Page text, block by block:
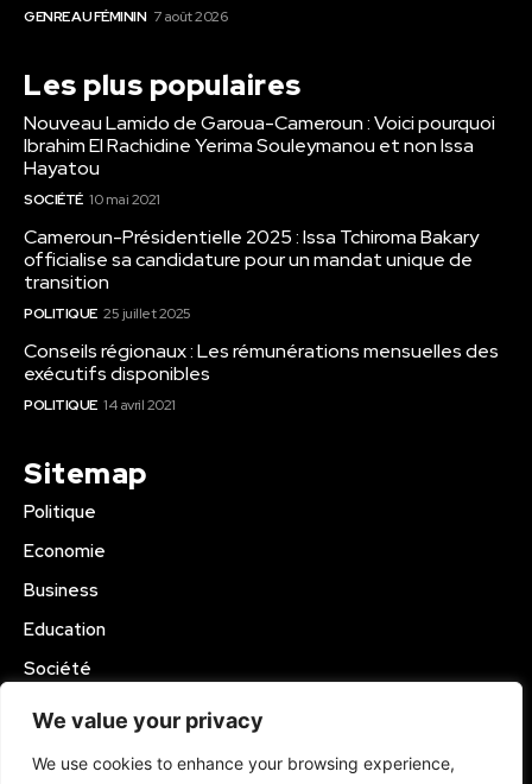
We value your privacy
We use cookies to enhance your browsing experience,
GENRE AU FÉMININ 7 août 2026
Les plus populaires
Nouveau Lamido de Garoua-Cameroun : Voici pourquoi
Ibrahim El Rachidine Yerima Souleymanou et non Issa
Hayatou
SOCIÉTÉ 10 mai 2021
Cameroun-Présidentielle 2025 : Issa Tchiroma Bakary
officialise sa candidature pour un mandat unique de
transition
POLITIQUE 25 juillet 2025
Conseils régionaux : Les rémunérations mensuelles des
exécutifs disponibles
POLITIQUE 14 avril 2021
Sitemap
Politique
Economie
Business
Education
Société
Sport